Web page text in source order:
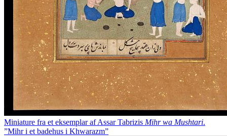
Miniature fra et eksemplar af Assar Tabrizis Mihr wa Mushtari.
”Mihr i et badehus i Khwarazm”